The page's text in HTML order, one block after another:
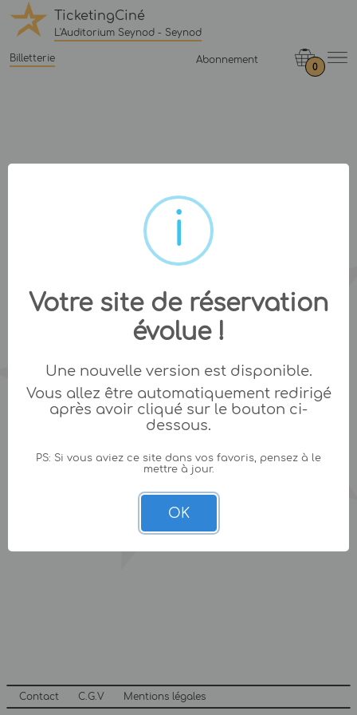
TicketingCiné
L'Auditorium Seynod - Seynod
Billetterie Abonnement
0
Contact C.G.V Mentions légales
Votre site de réservation
évolue !
Une nouvelle version est disponible.
Vous allez être automatiquement redirigé
après avoir cliqué sur le bouton ci-
dessous.
PS: Si vous aviez ce site dans vos favoris, pensez à le
mettre à jour.
OK